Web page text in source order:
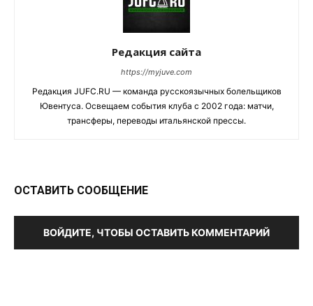
Редакция сайта
https://myjuve.com
Редакция JUFC.RU — команда русскоязычных болельщиков
Ювентуса. Освещаем события клуба с 2002 года: матчи,
трансферы, переводы итальянской прессы.
ОСТАВИТЬ СООБЩЕНИЕ
ВОЙДИТЕ, ЧТОБЫ ОСТАВИТЬ КОММЕНТАРИЙ